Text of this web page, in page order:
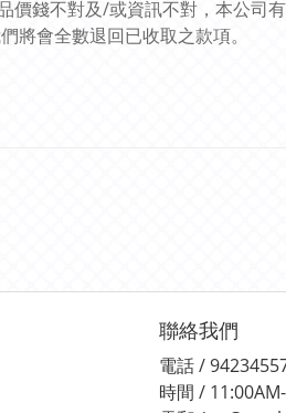
價錢不對及/或資訊不對，本公司
將會全數退回已收取之款項。
聯絡我們
電話 /
時間 /